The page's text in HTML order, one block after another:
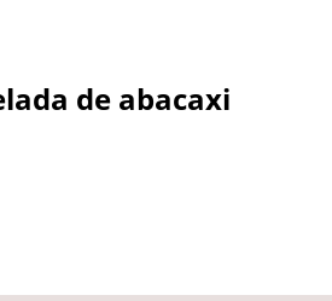
de abacaxi